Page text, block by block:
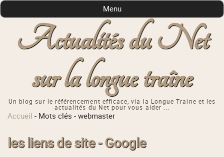
Actualités du Net
sur la longue traîne
Un blog sur le référencement efficace, via la Longue Traine et les
actualités du Net pour vous aider ...
Menu
Accueil - Mots clés -webmaster
les liens de site - Google